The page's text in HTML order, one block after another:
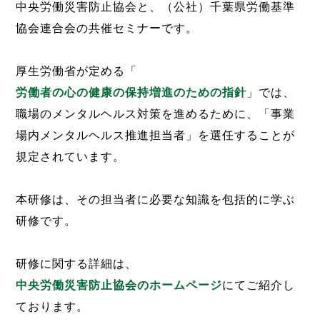
中央労働災害防止協会と、（公社）千葉県労働基準
協会連合会の共催セミナーです。
厚生労働省が定める「
労働者の心の健康の保持増進のための指針」では、
職場のメンタルヘルス対策を進めるために、「事業
場内メンタルヘルス推進担当者」を選任することが
規定されています。
本研修は、その担当者に必要な知識を包括的に学ぶ
研修です。
研修に関する詳細は、
中央労働災害防止協会のホームページにてご紹介し
ております。